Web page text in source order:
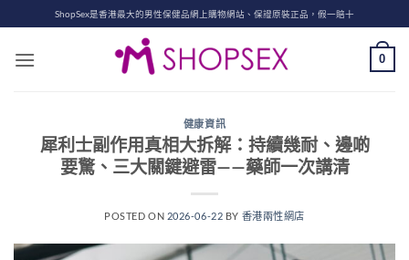
to
content
ShopSex是香港最大的男性保健品網上購物網站、保證原裝正品，假一賠十
0
健康資訊
犀利士副作用真相大拆解：持續幾耐、邊啲
要驚、三大關鍵避雷——藥師一次講清
POSTED ON 2026-06-22 BY 香港兩性網店